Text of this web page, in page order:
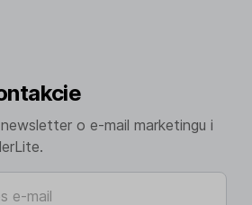
o e-mail marketingu i